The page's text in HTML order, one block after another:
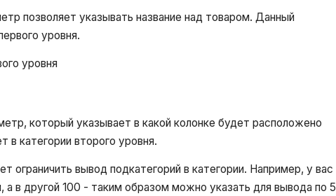
позволяет указывать название над товаром. Данный
уровня.
уровня
который указывает в какой колонке будет расположено
категории второго уровня.
ограничить вывод подкатегорий в категории. Например, у вас
а в другой 100 - таким образом можно указать для вывода по 5